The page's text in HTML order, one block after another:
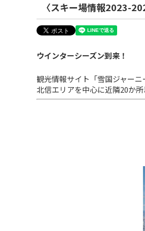
〈スキー場情報2023-
ウインターシーズン到来！
観光情報サイト「雪国ジャー
北信エリアを中心に近隣20か